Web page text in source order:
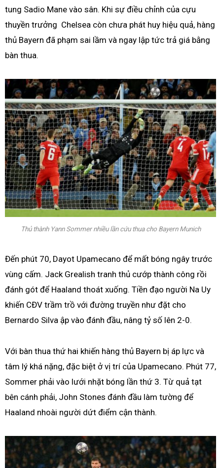
tung Sadio Mane vào sân. Khi sự điều chỉnh của cựu
thuyền trưởng Chelsea còn chưa phát huy hiệu quả, hàng
thủ Bayern đã phạm sai lầm và ngay lập tức trả giá bằng
bàn thua.
Thủ thành Yann Sommer nhiều lần cứu thua cho Bayern Munich
Đến phút 70, Dayot Upamecano để mất bóng ngây trước
vùng cấm. Jack Grealish tranh thủ cướp thành công rồi
đánh gót để Haaland thoát xuống. Tiền đạo người Na Uy
khiến CĐV trầm trồ với đường truyền như đặt cho
Bernardo Silva ập vào đánh đầu, nâng tỷ số lên 2-0.
Với bàn thua thứ hai khiến hàng thủ Bayern bị áp lực và
tâm lý khá nặng, đặc biệt ở vị trí của Upamecano. Phút 77,
Sommer phải vào lưới nhặt bóng lần thứ 3. Từ quả tạt
bên cánh phải, John Stones đánh đầu làm tường để
Haaland nhoài người dứt điểm cận thành.